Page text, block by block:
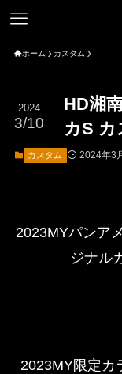
ホーム カスタム
HD湘
カS カ
2024
3/10
カスタム 2024年3
2023MYパンア
ジナル
2023MY限定カ